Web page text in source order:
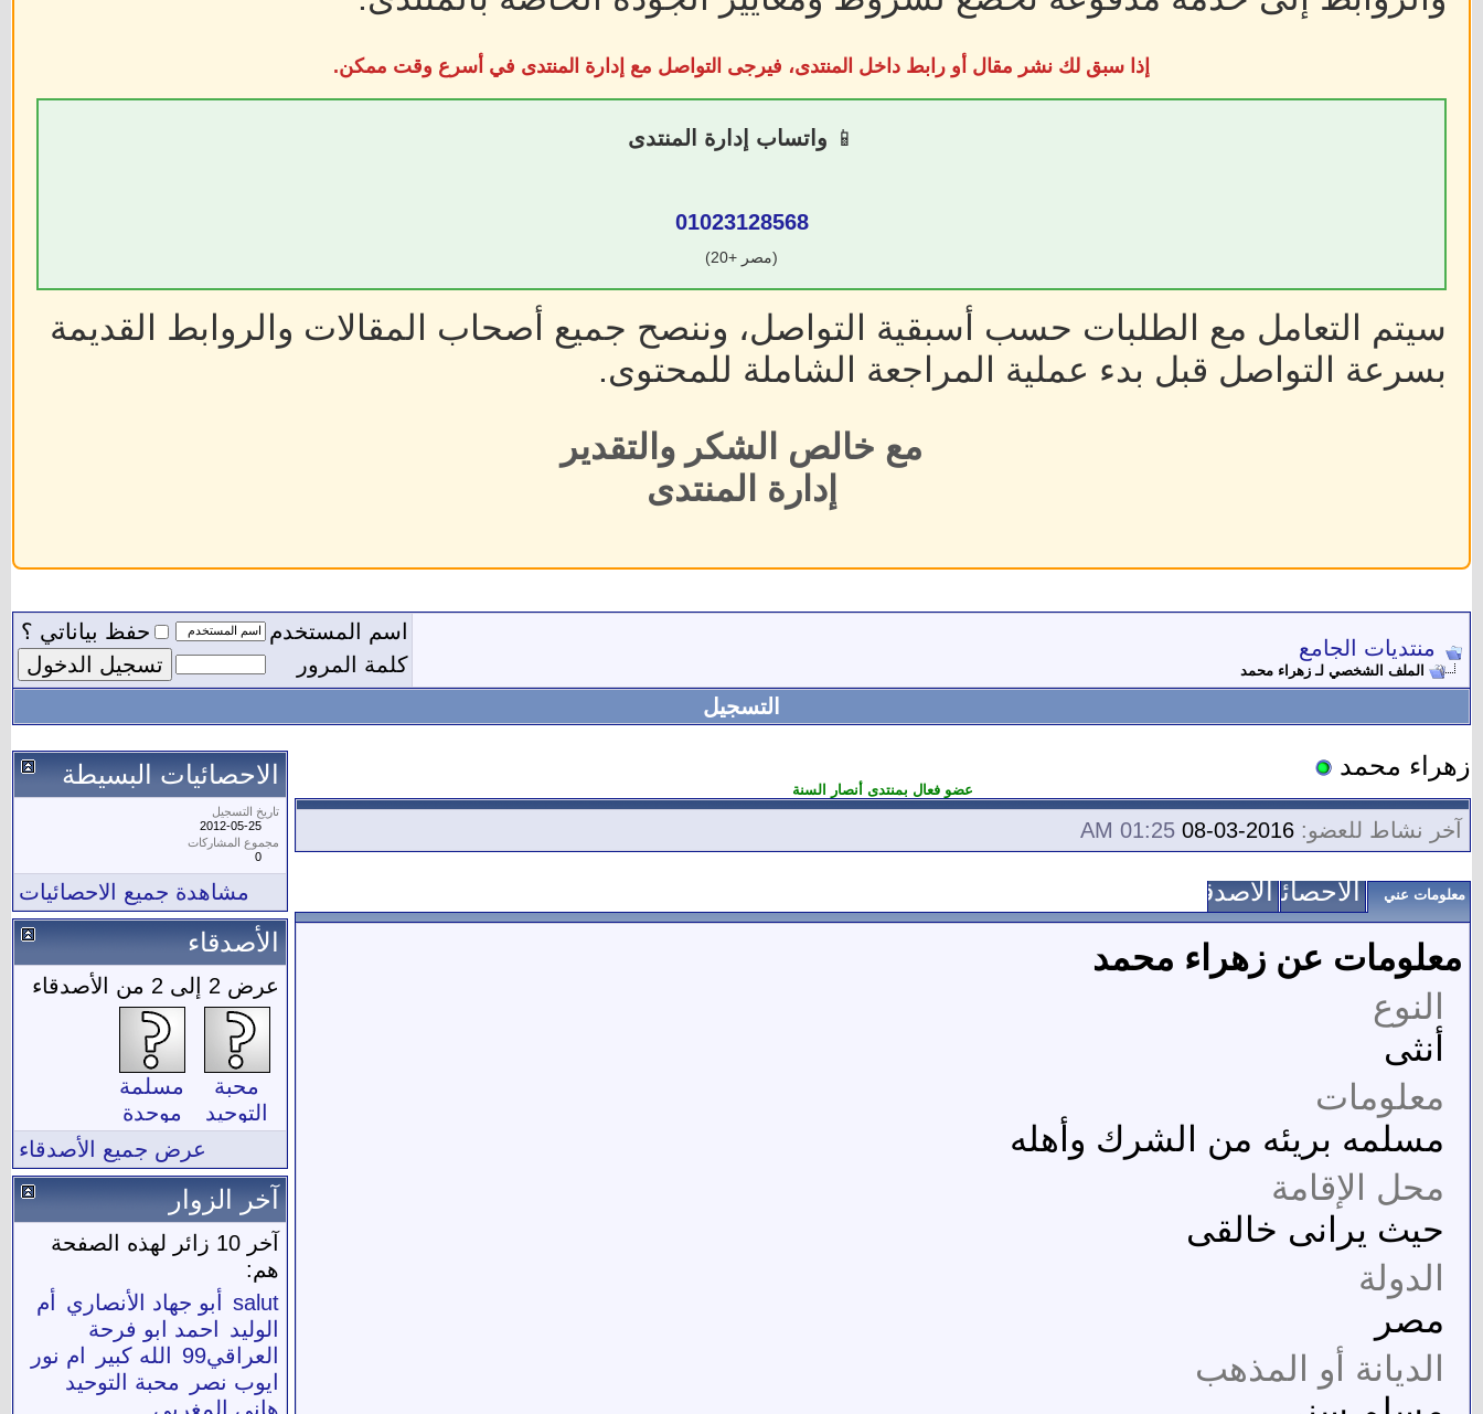
إذا سبق لك نشر مقال أو رابط داخل المنتدى، فيرجى التواصل مع إدارة المنتدى في أسرع وقت ممكن.
📱 واتساب إدارة المنتدى
01023128568
(مصر +20)
سيتم التعامل مع الطلبات حسب أسبقية التواصل، وننصح جميع أصحاب المقالات والروابط القديمة
بسرعة التواصل قبل بدء عملية المراجعة الشاملة للمحتوى.
مع خالص الشكر والتقدير
إدارة المنتدى
منتديات الجامع
الملف الشخصي لـ زهراء محمد
اسم المستخدم
حفظ بياناتي ؟
كلمة المرور
التسجيل
زهراء محمد
عضو فعال بمنتدى أنصار السنة
آخر نشاط للعضو: 01:25 AM
معلومات عني الاحصائياتالأصدقاء
معلومات عن زهراء محمد
النوع
أنثى
معلومات
مسلمه بريئه من الشرك وأهله
محل الإقامة
حيث يرانى خالقى
الدولة
مصر
الديانة أو المذهب
الاحصائيات البسيطة
تاريخ التسجيل
2012-05-25
مجموع المشاركات
0
مشاهدة جميع الاحصائيات
الأصدقاء
عرض 2 إلى 2 من الأصدقاء
محبة
التوحيد
مسلمة
موحدة
عرض جميع الأصدقاء
آخر الزوار
آخر 10 زائر لهذه الصفحة
هم:
salut
أبو جهاد الأنصاري
أم
الوليد
احمد ابو فرحة
العراقي99
الله كبير
ام نور
ايوب نصر
محبة التوحيد
هاني المغربي